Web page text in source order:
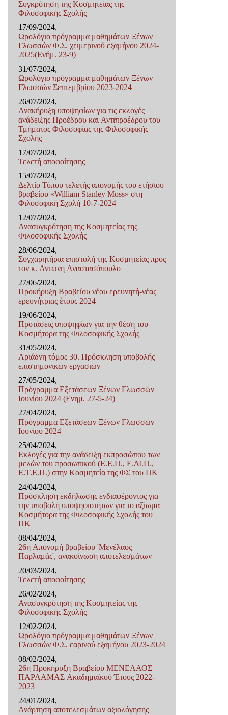
Συγκρότηση της Κοσμητείας της
Φιλοσοφικής Σχολής
17/09/2024,
Ωρολόγιο πρόγραμμα μαθημάτων Ξένων
Γλωσσών Φ.Σ. χειμερινού εξαμήνου 2024-
2025(Ενήμ. 23-9)
31/07/2024,
Ωρολόγιο πρόγραμμα μαθημάτων Ξένων
Γλωσσών Σεπτεμβρίου 2023-2024
26/07/2024,
Ανακήρυξη υποψηφίων για τις εκλογές
ανάδειξης Προέδρου και Αντιπροέδρου του
Τμήματος Φιλοσοφίας της Φιλοσοφικής
Σχολής
17/07/2024,
Τελετή αποφοίτησης
15/07/2024,
Δελτίο Τύπου τελετής απονομής του ετήσιου
βραβείου «William Stanley Moss» στη
Φιλοσοφική Σχολή 10-7-2024
12/07/2024,
Ανασυγκρότηση της Κοσμητείας της
Φιλοσοφικής Σχολής
28/06/2024,
Συγχαρητήρια επιστολή της Κοσμητείας προς
τον κ. Αντώνη Αναστασόπουλο
27/06/2024,
Προκήρυξη Βραβείου νέου ερευνητή-νέας
ερευνήτριας έτους 2024
19/06/2024,
Προτάσεις υποψηφίων για την θέση του
Κοσμήτορα της Φιλοσοφικής Σχολής
31/05/2024,
Αριάδνη τόμος 30. Πρόσκληση υποβολής
επιστημονικών εργασιών
27/05/2024,
Πρόγραμμα Εξετάσεων Ξένων Γλωσσών
Ιουνίου 2024 (Ενημ. 27-5-24)
27/04/2024,
Πρόγραμμα Εξετάσεων Ξένων Γλωσσών
Ιουνίου 2024
25/04/2024,
Εκλογές για την ανάδειξη εκπροσώπου των
μελών του προσωπικού (Ε.Ε.Π., Ε.ΔΙ.Π.,
Ε.Τ.Ε.Π.) στην Κοσμητεία της ΦΣ του ΠΚ
24/04/2024,
Πρόσκληση εκδήλωσης ενδιαφέροντος για
την υποβολή υποψηφιοτήτων για το αξίωμα
Κοσμήτορα της Φιλοσοφικής Σχολής του
ΠΚ
08/04/2024,
26η Απονομή βραβείου 'Μενέλαος
Παρλαμάς', ανακοίνωση αποτελεσμάτων
20/03/2024,
Τελετή αποφοίτησης
26/02/2024,
Ανασυγκρότηση της Κοσμητείας της
Φιλοσοφικής Σχολής
12/02/2024,
Ωρολόγιο πρόγραμμα μαθημάτων Ξένων
Γλωσσών Φ.Σ. εαρινού εξαμήνου 2023-2024
08/02/2024,
26η Προκήρυξη Βραβείου ΜΕΝΕΛΑΟΣ
ΠΑΡΛΑΜΑΣ Ακαδημαϊκού Έτους 2022-
2023
24/01/2024,
Ανάρτηση αποτελεσμάτων αξιολόγησης